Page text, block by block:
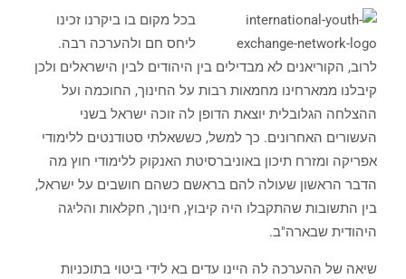
בכל מקום בו ביקרנו זכינו
ליחס חם ולהערכה רבה.
לרוב, הקוריאנים לא מבדילים בין היהודים לבין הישראלים ולכן
קיבלנו ממארחינו מחמאות רבות על החינוך, החוכמה ועל
ההצלחה הגלובלית יוצאת הדופן לה זוכה ישראל בשני
העשורים האחרונים. כך למשל, כששאלתי סטודנטים ללימודי
אפריקה ומזרח תיכון באוניברסיטת האנקוק ללימודי חוץ מה
הדבר הראשון שעולה להם בראשם כשהם חושבים על ישראל,
בין התשובות שהתקבלו היה קיבוץ, חינוך, חקלאות והליגה
היהודית שבארה"ב.
שיאה של ההערכה לה היינו עדים בא לידי ביטוי בתוכניות